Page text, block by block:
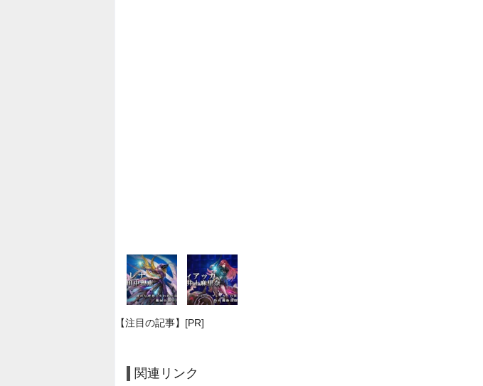
【注目の記事】[PR]
関連リンク